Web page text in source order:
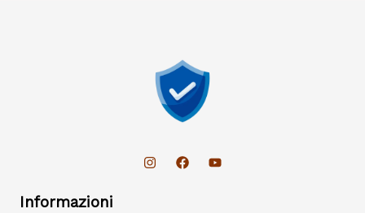
Informazioni